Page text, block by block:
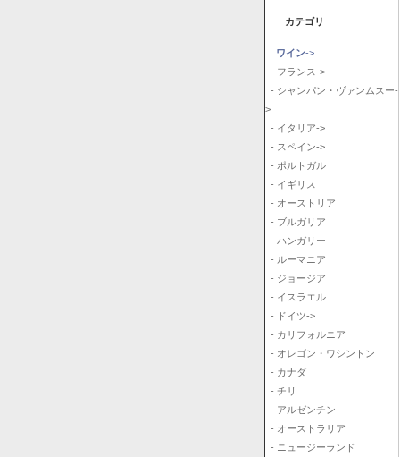
カテゴリ
ワイン->
- フランス->
- シャンパン・ヴァンムスー-
>
- イタリア->
- スペイン->
- ポルトガル
- イギリス
- オーストリア
- ブルガリア
- ハンガリー
- ルーマニア
- ジョージア
- イスラエル
- ドイツ->
- カリフォルニア
- オレゴン・ワシントン
- カナダ
- チリ
- アルゼンチン
- オーストラリア
- ニュージーランド